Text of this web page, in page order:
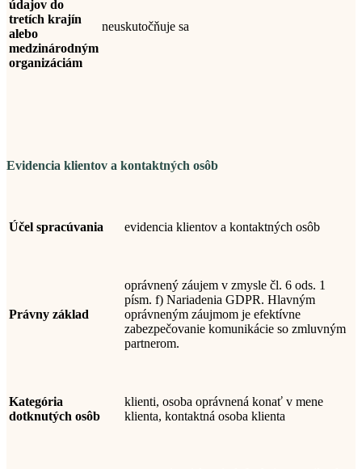
údajov do
tretích krajín
alebo
medzinárodným
organizáciám
neuskutočňuje sa
Evidencia klientov a kontaktných osôb
Účel spracúvania evidencia klientov a kontaktných osôb
Právny základ
oprávnený záujem v zmysle čl. 6 ods. 1
písm. f) Nariadenia GDPR. Hlavným
oprávneným záujmom je efektívne
zabezpečovanie komunikácie so zmluvným
partnerom.
Kategória
dotknutých osôb
klienti, osoba oprávnená konať v mene
klienta, kontaktná osoba klienta